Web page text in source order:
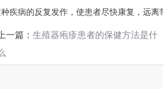
疾病的反复发作，使患者尽快康复，远离
上一篇： 生殖器疱疹患者的保健方法是什